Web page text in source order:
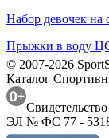
Набор девочек
Прыжки в воду
© 2007-2026
Каталог
ЭЛ № ФС 77 -